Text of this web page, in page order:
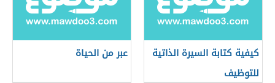
كيفية كتابة السيرة الذاتية
للتوظيف
عبر من الحياة